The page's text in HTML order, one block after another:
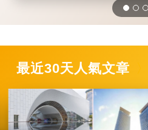
最近30天人氣文章